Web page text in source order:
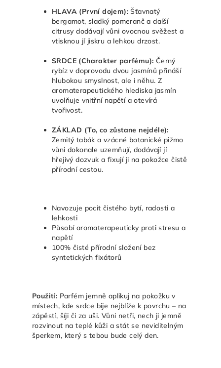
HLAVA (První dojem): Šťavnatý
bergamot, sladký pomeranč a další
citrusy dodávají vůni ovocnou svěžest a
vtisknou jí jiskru a lehkou drzost.
SRDCE (Charakter parfému): Černý
rybíz v doprovodu dvou jasmínů přináší
hlubokou smyslnost, ale i něhu. Z
aromaterapeutického hlediska jasmín
uvolňuje vnitřní napětí a otevírá
tvořivost.
ZÁKLAD (To, co zůstane nejdéle):
Zemitý tabák a vzácné botanické pižmo
vůni dokonale uzemňují, dodávají jí
hřejivý dozvuk a fixují ji na pokožce čistě
přírodní cestou.
Navozuje pocit čistého bytí, radosti a
lehkosti
Působí aromaterapeuticky proti stresu a
napětí
100% čisté přírodní složení bez
syntetických fixátorů
Použití: Parfém jemně aplikuj na pokožku v
místech, kde srdce bije nejblíže k povrchu – na
zápěstí, šíji či za uši. Vůni netři, nech ji jemně
rozvinout na teplé kůži a stát se neviditelným
šperkem, který s tebou bude celý den.